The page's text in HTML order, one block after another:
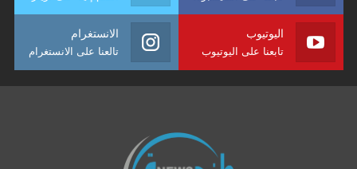
اليوتيوب
تابعنا على اليوتيوب
الانستغرام
تالعنا على الانستغرام